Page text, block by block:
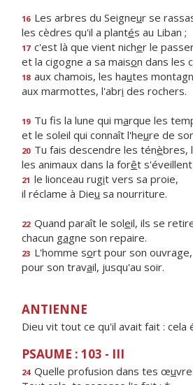
16 Les arbres du Seigneur se
les cèdres qu'il a plantés au Liban ;
17 c'est là que vient nicher le
et la cigogne a sa maison dans les
18 aux chamois, les hautes
aux marmottes, l'abri des rochers.
19 Tu fis la lune qui marque les
et le soleil qui connaît l'heure de
20 Tu fais descendre les ténèbres,
les animaux dans la forêt s'éveillent
21 le lionceau rugit vers sa proie,
il réclame à Dieu sa nourriture.
22 Quand paraît le soleil, ils se
chacun gagne son repaire.
23 L'homme sort pour son ouvrage,
pour son travail, jusqu'au soir.
ANTIENNE
Dieu vit tout ce qu'il avait fait : cela
PSAUME : 103 - III
24 Quelle profusion dans tes œu